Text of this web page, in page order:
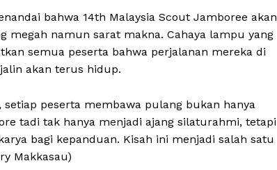
bahwa 14th Malaysia Scout Jamboree akan
megah namun sarat makna. Cahaya lampu yang
semua peserta bahwa perjalanan mereka di
akan terus hidup.
setiap peserta membawa pulang bukan hanya
tadi tak hanya menjadi ajang silaturahmi, tetapi
bagi kepanduan. Kisah ini menjadi salah satu
Makkasau)